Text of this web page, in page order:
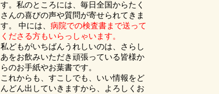
す。私のところには、毎日全国からたく
さんの喜びの声や質問が寄せられてきま
す。 中には、 病院での検査書まで送って
くださる方もいらっしゃいます。
私どもがいちばんうれしいのは、さらし
あをお飲みいただき頑張っている皆様か
らのお手紙やお葉書です。
これからも、すこしでも、いい情報をど
んどん出していきますから、よろしくお